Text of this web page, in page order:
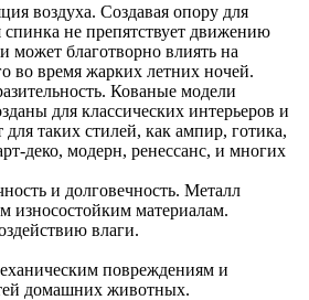
воздуха. Создавая опору для
спинка не препятствует движению
может благотворно влиять на
во время жарких летних ночей.
Кованые модели
для классических интерьеров и
для таких стилей, как ампир, готика,
деко, модерн, ренессанс, и многих
и долговечность. Металл
износостойким материалам.
влаги.
повреждениям и
домашних животных.